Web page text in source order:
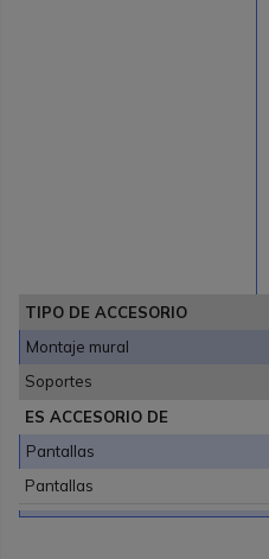
TIPO DE ACCESORIO
Montaje mural
Soportes
ES ACCESORIO DE
Pantallas
Pantallas